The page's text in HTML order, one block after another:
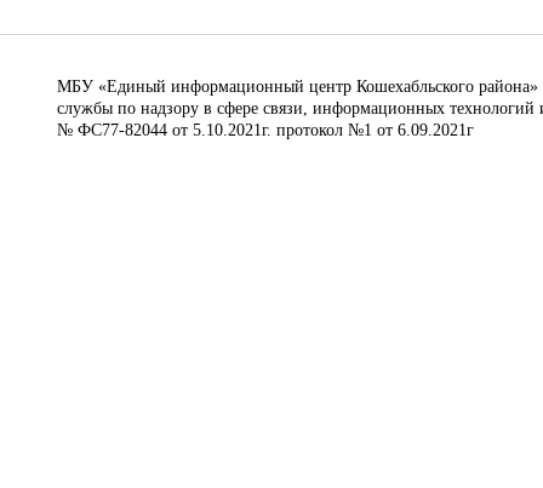
МБУ «Единый информационный центр Кошехабльского района»
службы по надзору в сфере связи, информационных
№ ФС77-82044 от 5.10.2021г. протокол №1 от 6.09.2021г